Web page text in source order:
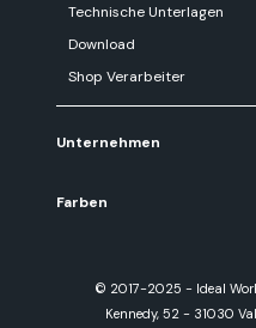
Technische Unterlagen
Download
Shop Verarbeiter
Unternehmen
Farben
© 2017-2025 - Ideal
Kennedy, 52 - 31030